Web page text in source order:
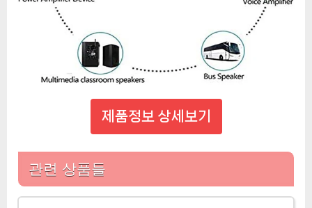
제품정보 상세보기
관련 상품들